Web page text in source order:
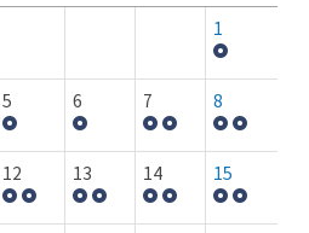
1
5 6 7 8
12 13 14 15